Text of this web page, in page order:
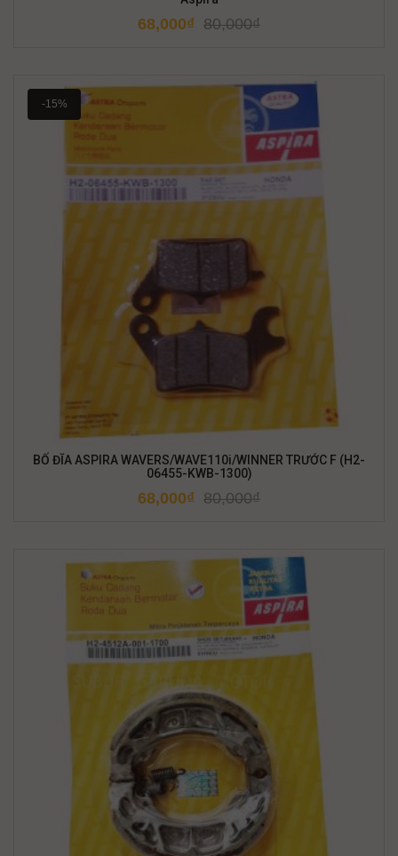
80,000₫
68,000₫
-15%
BỐ ĐĨA ASPIRA WAVERS/WAVE110i/WINNER TRƯỚC F (H2-
06455-KWB-1300)
80,000₫
68,000₫